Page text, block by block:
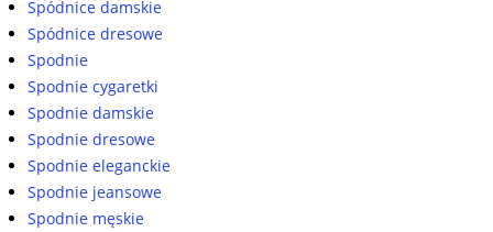
Spódnice damskie
Spódnice dresowe
Spodnie
Spodnie cygaretki
Spodnie damskie
Spodnie dresowe
Spodnie eleganckie
Spodnie jeansowe
Spodnie męskie